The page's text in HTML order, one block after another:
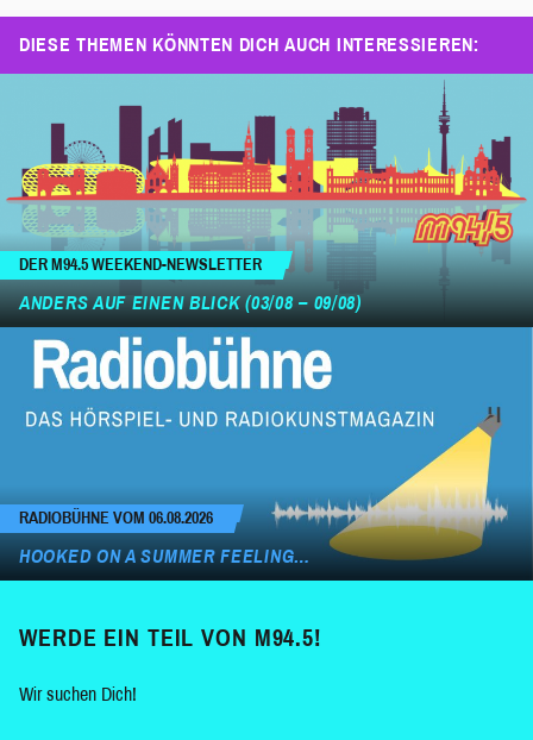
DIESE THEMEN KÖNNTEN DICH AUCH INTERESSIEREN:
DER M94.5 WEEKEND-NEWSLETTER
ANDERS AUF EINEN BLICK (03/08 – 09/08)
RADIOBÜHNE VOM 06.08.2026
HOOKED ON A SUMMER FEELING…
WERDE EIN TEIL VON M94.5!
Wir suchen Dich!